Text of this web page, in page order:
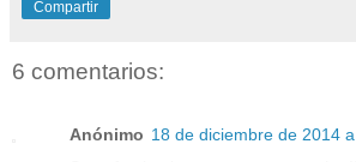
Compartir
6 comentarios:
Anónimo 18 de diciembre de 2014